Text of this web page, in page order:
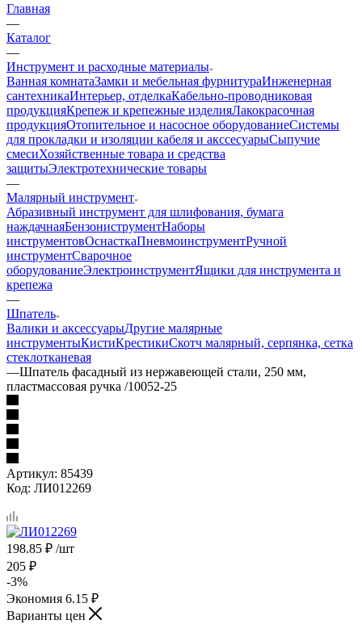
Главная
—
Каталог
—
Инструмент и расходные материалы
Ванная комнатаЗамки и мебельная фурнитураИнженерная
сантехникаИнтерьер, отделкаКабельно-проводниковая
продукцияКрепеж и крепежные изделияЛакокрасочная
продукцияОтопительное и насосное оборудованиеСистемы
для прокладки и изоляции кабеля и акссесуарыСыпучие
смесиХозяйственные товара и средства
защитыЭлектротехнические товары
—
Малярный инструмент
Абразивный инструмент для шлифования, бумага
наждачнаяБензониструментНаборы
инструментовОснасткаПневмоинструментРучной
инструментСварочное
оборудованиеЭлектроинструментЯщики для инструмента и
крепежа
—
Шпатель
Валики и аксессуарыДругие малярные
инструментыКистиКрестикиСкотч малярный, серпянка, сетка
стеклотканевая
—Шпатель фасадный из нержавеющей стали, 250 мм,
пластмассовая ручка /10052-25
Артикул: 85439
Код: ЛИ012269
198.85 ₽ /шт
205 ₽
-3%
Экономия 6.15 ₽
Варианты цен